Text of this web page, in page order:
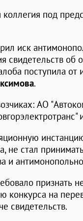
под
иск
свидетельств об
поступила от
.
АО
не стал
признать
конкурса на
свидетельств.